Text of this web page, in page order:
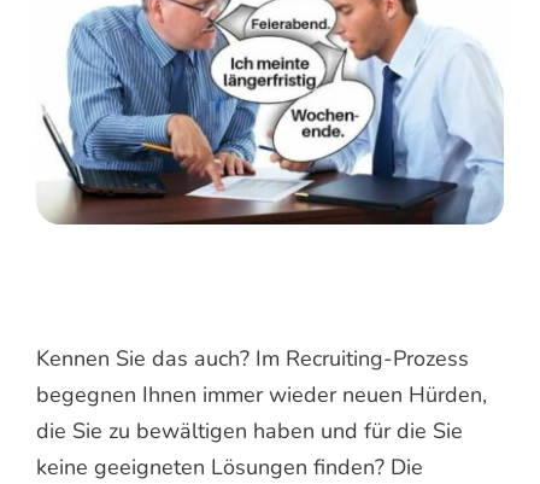
Kennen Sie das auch? Im Recruiting-Prozess
begegnen Ihnen immer wieder neuen Hürden,
die Sie zu bewältigen haben und für die Sie
keine geeigneten Lösungen finden? Die